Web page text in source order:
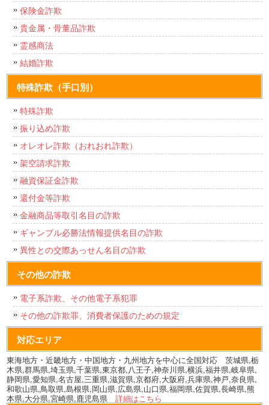
保険金詐欺
貴金属・骨董品詐欺
霊感商法
結婚詐欺
特殊詐欺（手口別）
特殊詐欺
振り込め詐欺
オレオレ詐欺（おれおれ詐欺）
架空請求詐欺
融資保証金詐欺
還付金等詐欺
金融商品等取引名目の詐欺
ギャンブル必勝法情報提供名目の詐欺
異性との交際あっせん名目の詐欺
その他の詐欺
電子系詐欺、その他電子系犯罪
その他の詐欺罪、消費者保護のための規定
対応エリア
東海地方・近畿地方・中国地方・九州地方を中心に全国対応 茨城県,栃
木県,群馬県,埼玉県,千葉県,東京都,八王子,神奈川県,横浜,福井県,岐阜県,
静岡県,愛知県,名古屋,三重県,滋賀県,京都府,大阪府,兵庫県,神戸,奈良県,
和歌山県,鳥取県,島根県,岡山県,広島県,山口県,福岡県,佐賀県,長崎県,熊
本県,大分県,宮崎県,鹿児島県詳細はこちら